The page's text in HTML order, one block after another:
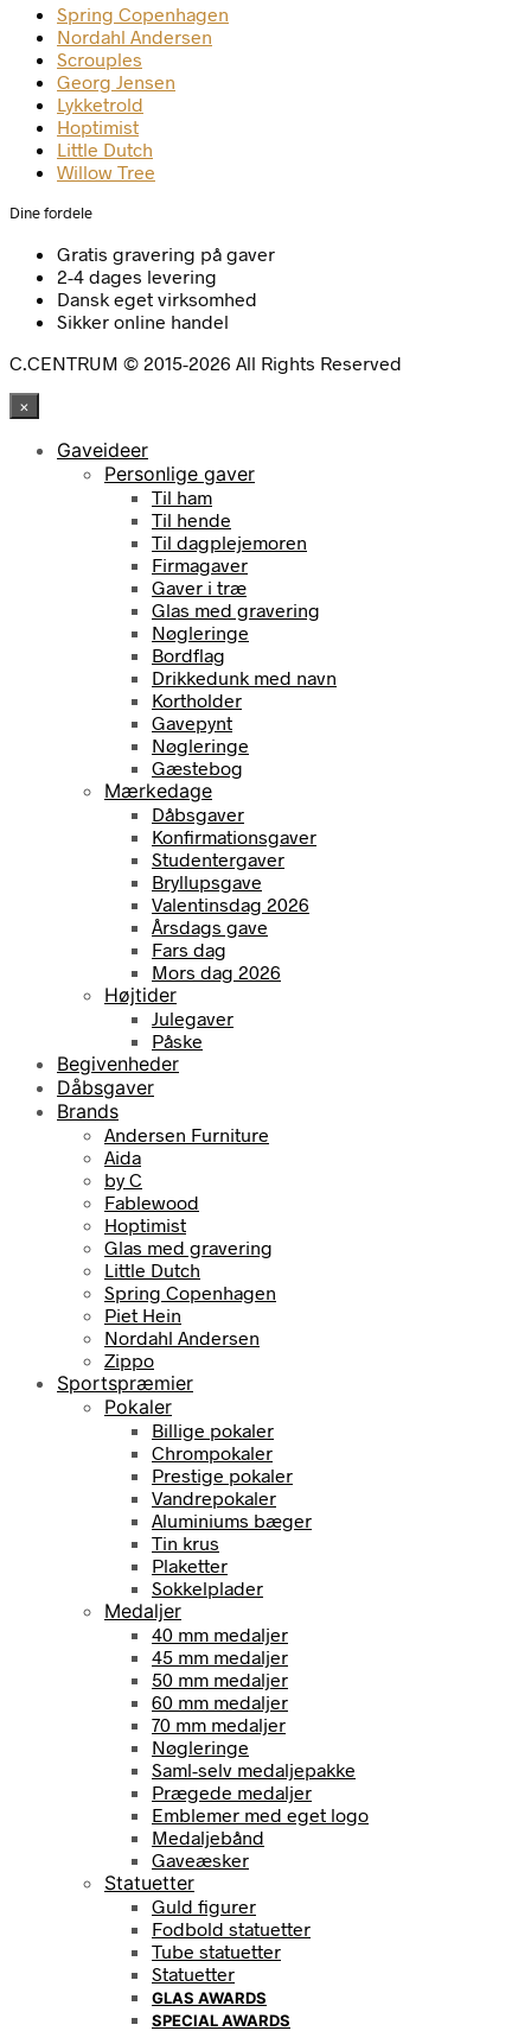
Spring Copenhagen
Nordahl Andersen
Scrouples
Georg Jensen
Lykketrold
Hoptimist
Little Dutch
Willow Tree
Dine fordele
Gratis gravering på gaver
2-4 dages levering
Dansk eget virksomhed
Sikker online handel
C.CENTRUM © 2015-2026 All Rights Reserved
×
Gaveideer
Personlige gaver
Til ham
Til hende
Til dagplejemoren
Firmagaver
Gaver i træ
Glas med gravering
Nøgleringe
Bordflag
Drikkedunk med navn
Kortholder
Gavepynt
Nøgleringe
Gæstebog
Mærkedage
Dåbsgaver
Konfirmationsgaver
Studentergaver
Bryllupsgave
Valentinsdag 2026
Årsdags gave
Fars dag
Mors dag 2026
Højtider
Julegaver
Påske
Begivenheder
Dåbsgaver
Brands
Andersen Furniture
Aida
by C
Fablewood
Hoptimist
Glas med gravering
Little Dutch
Spring Copenhagen
Piet Hein
Nordahl Andersen
Zippo
Sportspræmier
Pokaler
Billige pokaler
Chrompokaler
Prestige pokaler
Vandrepokaler
Aluminiums bæger
Tin krus
Plaketter
Sokkelplader
Medaljer
40 mm medaljer
45 mm medaljer
50 mm medaljer
60 mm medaljer
70 mm medaljer
Nøgleringe
Saml-selv medaljepakke
Prægede medaljer
Emblemer med eget logo
Medaljebånd
Gaveæsker
Statuetter
Guld figurer
Fodbold statuetter
Tube statuetter
Statuetter
GLAS AWARDS
SPECIAL AWARDS